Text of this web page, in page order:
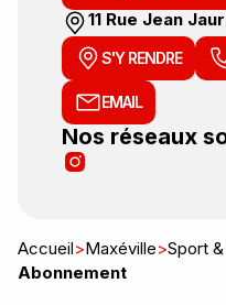
11 Rue Jean
S'Y RENDRE
EMAIL
Nos réseaux
Accueil>Maxéville>Sport
Abonnement